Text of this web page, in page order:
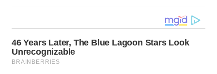
SULSEL
WN
GORONTALO